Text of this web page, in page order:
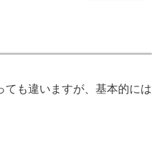
ても違いますが、基本的には